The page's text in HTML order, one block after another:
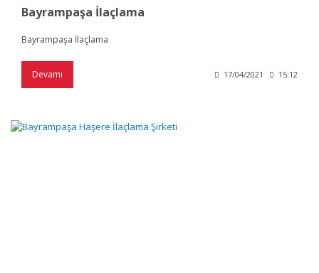
Bayrampaşa İlaçlama
Bayrampaşa İlaçlama
Devamı 17/04/2021 15:12